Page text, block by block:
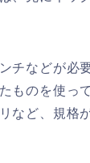
チなどが必
ものを使っ
など、規格